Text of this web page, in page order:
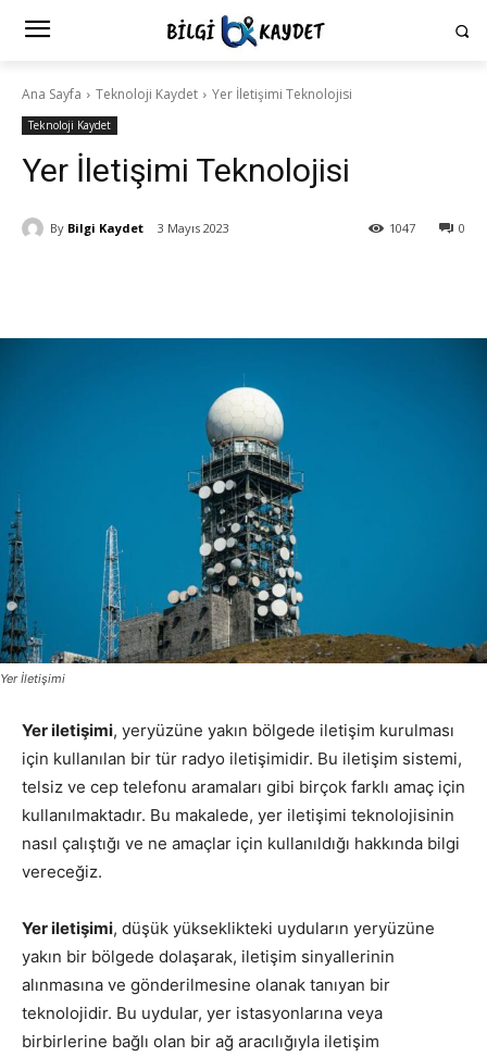
Ana Sayfa Teknoloji Kaydet Yer İletişimi Teknolojisi
Teknoloji Kaydet
Yer İletişimi Teknolojisi
By Bilgi Kaydet 3 Mayıs 2023 0
1047
Yer İletişimi
Yer iletişimi, yeryüzüne yakın bölgede iletişim kurulması
için kullanılan bir tür radyo iletişimidir. Bu iletişim sistemi,
telsiz ve cep telefonu aramaları gibi birçok farklı amaç için
kullanılmaktadır. Bu makalede, yer iletişimi teknolojisinin
nasıl çalıştığı ve ne amaçlar için kullanıldığı hakkında bilgi
vereceğiz.
Yer iletişimi, düşük yükseklikteki uyduların yeryüzüne
yakın bir bölgede dolaşarak, iletişim sinyallerinin
alınmasına ve gönderilmesine olanak tanıyan bir
teknolojidir. Bu uydular, yer istasyonlarına veya
birbirlerine bağlı olan bir ağ aracılığıyla iletişim